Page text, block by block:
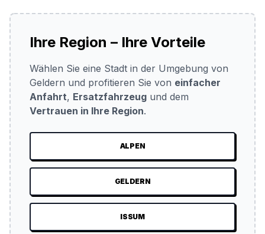
Ihre Region – Ihre Vorteile
Wählen Sie eine Stadt in der Umgebung von
Geldern und profitieren Sie von einfacher
Anfahrt, Ersatzfahrzeug und dem
Vertrauen in Ihre Region.
ALPEN
GELDERN
ISSUM